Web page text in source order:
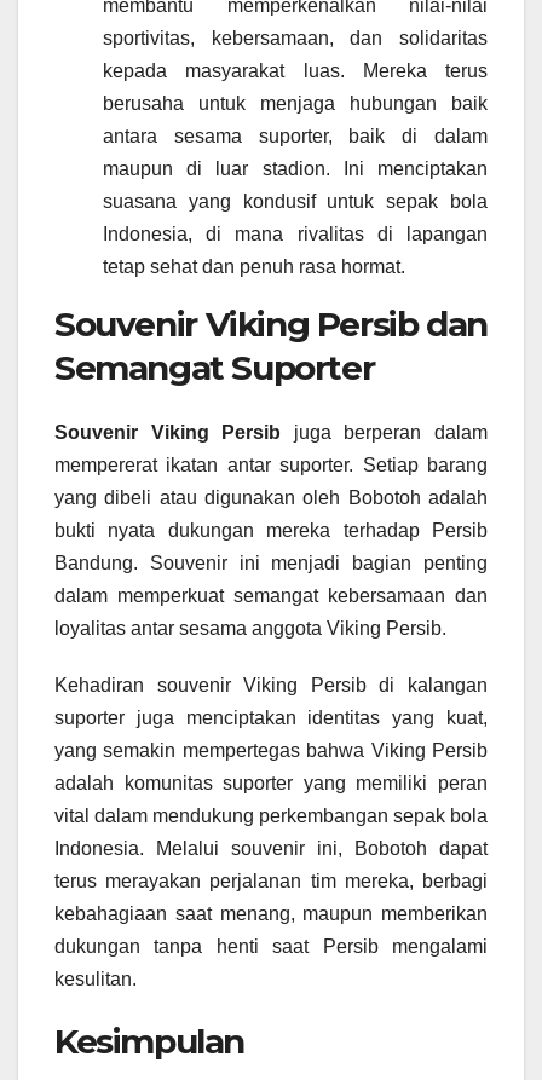
membantu memperkenalkan nilai-nilai
sportivitas, kebersamaan, dan solidaritas
kepada masyarakat luas. Mereka terus
berusaha untuk menjaga hubungan baik
antara sesama suporter, baik di dalam
maupun di luar stadion. Ini menciptakan
suasana yang kondusif untuk sepak bola
Indonesia, di mana rivalitas di lapangan
tetap sehat dan penuh rasa hormat.
Souvenir Viking Persib dan
Semangat Suporter
Souvenir Viking Persib juga berperan dalam
mempererat ikatan antar suporter. Setiap barang
yang dibeli atau digunakan oleh Bobotoh adalah
bukti nyata dukungan mereka terhadap Persib
Bandung. Souvenir ini menjadi bagian penting
dalam memperkuat semangat kebersamaan dan
loyalitas antar sesama anggota Viking Persib.
Kehadiran souvenir Viking Persib di kalangan
suporter juga menciptakan identitas yang kuat,
yang semakin mempertegas bahwa Viking Persib
adalah komunitas suporter yang memiliki peran
vital dalam mendukung perkembangan sepak bola
Indonesia. Melalui souvenir ini, Bobotoh dapat
terus merayakan perjalanan tim mereka, berbagi
kebahagiaan saat menang, maupun memberikan
dukungan tanpa henti saat Persib mengalami
kesulitan.
Kesimpulan